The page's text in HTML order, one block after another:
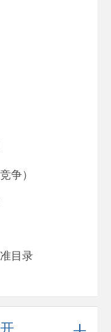
争）
目录